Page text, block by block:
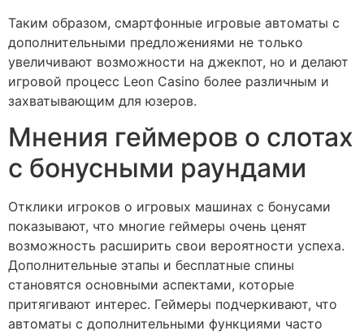
Таким образом, смартфонные игровые автоматы с
дополнительными предложениями не только
увеличивают возможности на джекпот, но и делают
игровой процесс Leon Casino более различным и
захватывающим для юзеров.
Мнения геймеров о слотах
с бонусными раундами
Отклики игроков о игровых машинах с бонусами
показывают, что многие геймеры очень ценят
возможность расширить свои вероятности успеха.
Дополнительные этапы и бесплатные спины
становятся основными аспектами, которые
притягивают интерес. Геймеры подчеркивают, что
автоматы с дополнительными функциями часто